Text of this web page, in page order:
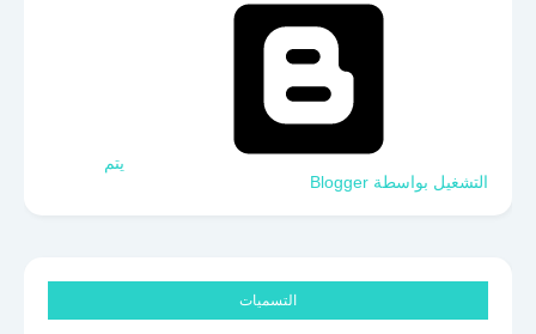
‏يتم
التشغيل بواسطة Blogger
التسميات